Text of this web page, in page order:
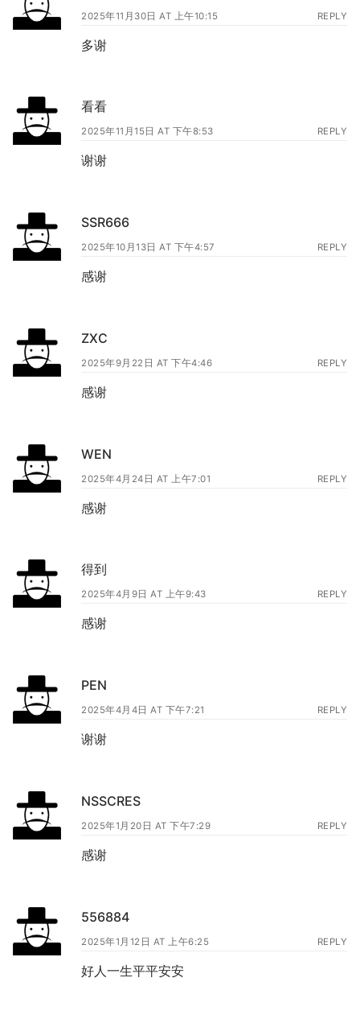
2025年11月30日 AT 上午10:15 REPLY
多谢
看看
2025年11月15日 AT 下午8:53 REPLY
谢谢
SSR666
2025年10月13日 AT 下午4:57 REPLY
感谢
ZXC
2025年9月22日 AT 下午4:46 REPLY
感谢
WEN
2025年4月24日 AT 上午7:01 REPLY
感谢
得到
2025年4月9日 AT 上午9:43 REPLY
感谢
PEN
2025年4月4日 AT 下午7:21 REPLY
谢谢
NSSCRES
2025年1月20日 AT 下午7:29 REPLY
感谢
556884
2025年1月12日 AT 上午6:25 REPLY
好人一生平平安安